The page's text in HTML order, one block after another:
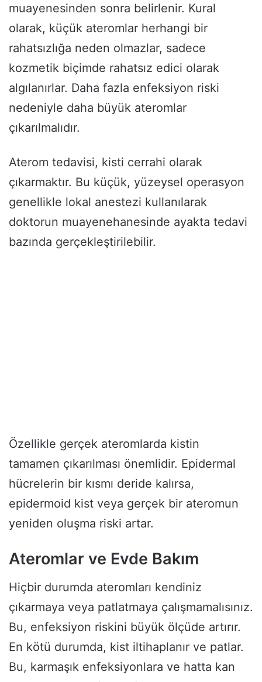
muayenesinden sonra belirlenir. Kural
olarak, küçük ateromlar herhangi bir
rahatsızlığa neden olmazlar, sadece
kozmetik biçimde rahatsız edici olarak
algılanırlar. Daha fazla enfeksiyon riski
nedeniyle daha büyük ateromlar
çıkarılmalıdır.
Aterom tedavisi, kisti cerrahi olarak
çıkarmaktır. Bu küçük, yüzeysel operasyon
genellikle lokal anestezi kullanılarak
doktorun muayenehanesinde ayakta tedavi
bazında gerçekleştirilebilir.
Özellikle gerçek ateromlarda kistin
tamamen çıkarılması önemlidir. Epidermal
hücrelerin bir kısmı deride kalırsa,
epidermoid kist veya gerçek bir ateromun
yeniden oluşma riski artar.
Ateromlar ve Evde Bakım
Hiçbir durumda ateromları kendiniz
çıkarmaya veya patlatmaya çalışmamalısınız.
Bu, enfeksiyon riskini büyük ölçüde artırır.
En kötü durumda, kist iltihaplanır ve patlar.
Bu, karmaşık enfeksiyonlara ve hatta kan